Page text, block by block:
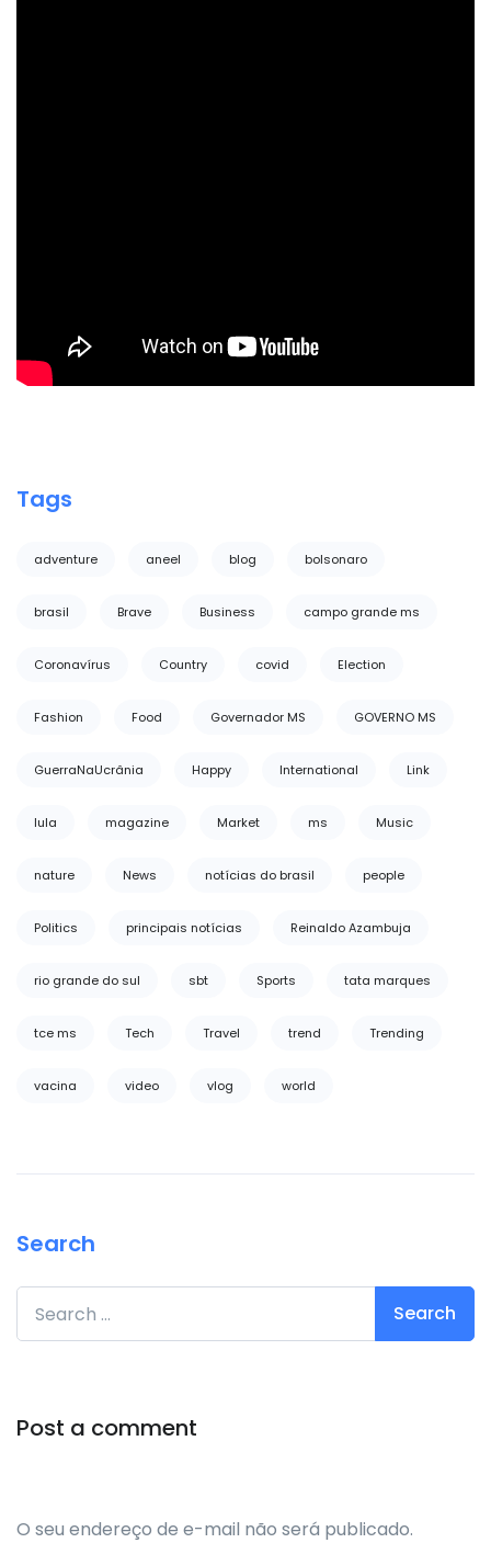
Tags
adventure aneel blog bolsonaro
brasil Brave Business campo grande ms
Coronavírus Country covid Election
Fashion Food Governador MS GOVERNO MS
GuerraNaUcrânia Happy International Link
lula magazine Market ms Music
nature News notícias do brasil people
Politics principais notícias Reinaldo Azambuja
rio grande do sul sbt Sports tata marques
tce ms Tech Travel trend Trending
vacina video vlog world
Search
Search for:
Post a comment
O seu endereço de e-mail não será publicado.